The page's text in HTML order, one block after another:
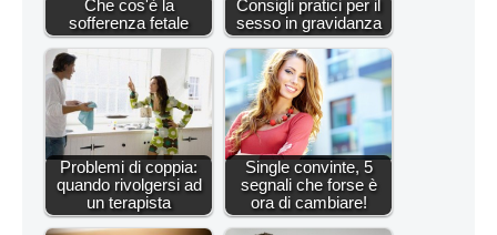
Che cos'è la
sofferenza fetale
Consigli pratici per il
sesso in gravidanza
Problemi di coppia:
quando rivolgersi ad
un terapista
Single convinte, 5
segnali che forse è
ora di cambiare!